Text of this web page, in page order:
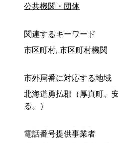
公共機関・団体
関連するキーワード
市区町村, 市区町村機関
市外局番に対応する地域
北海道勇払郡（厚真町、
る。）
電話番号提供事業者